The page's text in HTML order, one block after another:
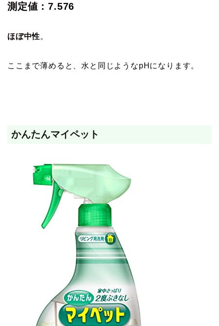
測定値：7.576
ほぼ中性。
ここまで薄めると、水と同じようなpHになります。
かんたんマイペット